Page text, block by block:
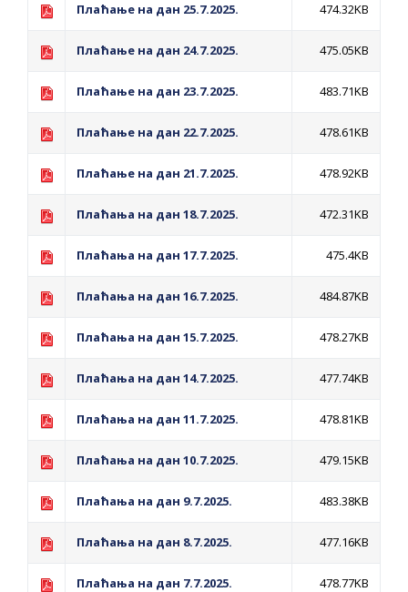
Захтјев за издавање ПОНОСНЕ КАРТИЦЕ
ЈАВНИ ПОЗИВ ЗА ПРИЈАВУ
ДОДЈЕЛУ ФИНАНСИЈСКЕ НАГРАДЕ
Плаћање на дан 25.7.2025. 474.32KB
Плаћање на дан 24.7.2025. 475.05KB
Плаћање на дан 23.7.2025. 483.71KB
Плаћање на дан 22.7.2025. 478.61KB
Плаћање на дан 21.7.2025. 478.92KB
Плаћања на дан 18.7.2025. 472.31KB
Плаћања на дан 17.7.2025. 475.4KB
Плаћања на дан 16.7.2025. 484.87KB
Плаћања на дан 15.7.2025. 478.27KB
Плаћања на дан 14.7.2025. 477.74KB
Плаћања на дан 11.7.2025. 478.81KB
Плаћања на дан 10.7.2025. 479.15KB
Плаћања на дан 9.7.2025. 483.38KB
Плаћања на дан 8.7.2025. 477.16KB
Плаћања на дан 7.7.2025. 478.77KB